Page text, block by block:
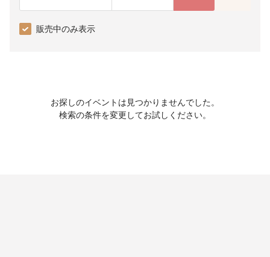
販売中のみ表示
お探しのイベントは見つかりませんでした。
検索の条件を変更してお試しください。